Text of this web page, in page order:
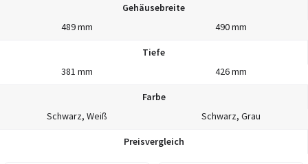
Gehäusebreite
489 mm
490 mm
Tiefe
381 mm
426 mm
Farbe
Schwarz, Weiß
Schwarz, Grau
Preisvergleich